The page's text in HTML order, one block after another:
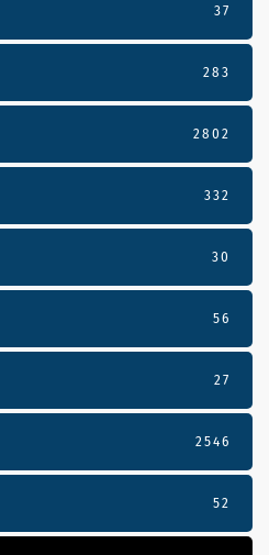
37
283
2802
332
30
56
27
2546
52